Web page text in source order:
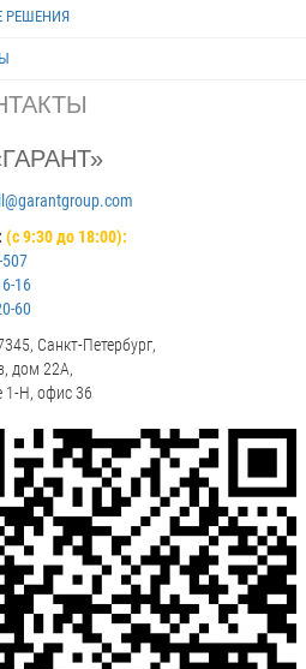
РЕШЕНИЯ
(с 9:30 до 18:00):
507
16
60
Санкт-Петербург,
дом 22А,
1-Н, офис 36